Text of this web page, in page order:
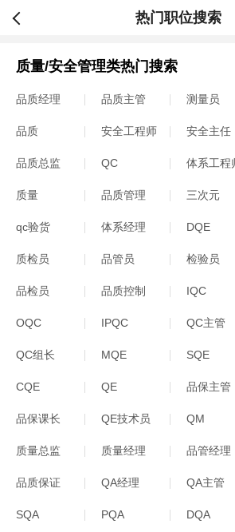
热门职位搜索
质量/安全管理类热门搜索
品质经理 品质主管 测量员
品质 安全工程师 安全主任
品质总监 QC 体系工程
质量 品质管理 三次元
qc验货 体系经理 DQE
质检员 品管员 检验员
品检员 品质控制 IQC
OQC IPQC QC主管
QC组长 MQE SQE
CQE QE 品保主管
品保课长 QE技术员 QM
质量总监 质量经理 品管经理
品质保证 QA经理 QA主管
SQA PQA DQA